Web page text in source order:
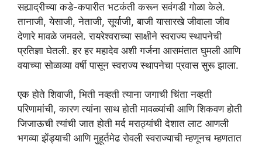
सह्याद्रीच्या कडे-कपारीत भटकंती करून सवंगडी गोळा केले.
तानाजी, येसाजी, नेताजी, सूर्याजी, बाजी यासारखे जीवाला जीव
देणारे मावळे जमवले. रायरेश्वराच्या साक्षीने स्वराज्य स्थापनेची
प्रतिज्ञा घेतली. हर हर महादेव अशी गर्जना आसमंतात घुमली आणि
वयाच्या सोळाव्या वर्षी पासून स्वराज्य स्थापनेचा प्रवास सुरू झाला.
एक होते शिवाजी, भिती नव्हती त्याना जगाची चिंता नव्हती
परिणामांची, कारण त्यांना साथ होती मावळ्यांची आणि शिकवण होती
जिजाऊची त्यांची जात होती मर्द मराठ्यांची देशात लाट आणली
भगव्या झेंड्याची आणि मुहूर्तमेढ रोवली स्वराज्याची म्हणूनच म्हणतात